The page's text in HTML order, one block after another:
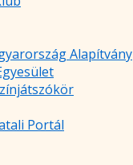
Alapítvány
Portál